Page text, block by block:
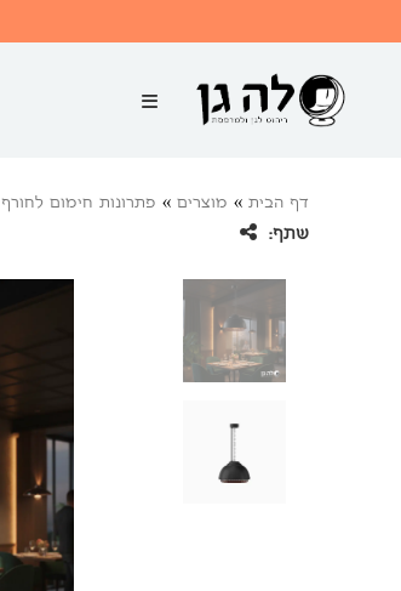
דף הבית » מוצרים » פתרונות חימום לחורף
שתף: